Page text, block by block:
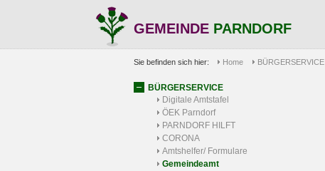
GEMEINDE PARNDORF
Sie befinden sich hier: Home BÜRGERSERVICE
BÜRGERSERVICE
Digitale Amtstafel
ÖEK Parndorf
PARNDORF HILFT
CORONA
Amtshelfer/ Formulare
Gemeindeamt